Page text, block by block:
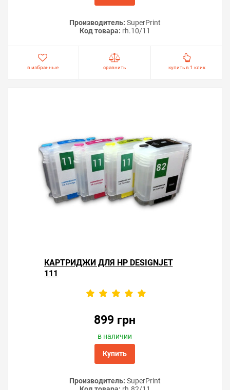
Производитель: SuperPrint
Код товара: rh.10/11
в избранные сравнить купить в 1 клик
КАРТРИДЖИ ДЛЯ HP DESIGNJET
111
899 грн
в наличии
Купить
Производитель: SuperPrint